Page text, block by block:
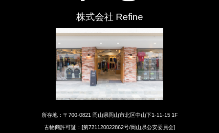
株式会社 Refine
所存地：〒700-0821 岡山県岡山市北区中山下1-11-15 1F
古物商許可証：[第721120022862号/岡山県公安委員会]